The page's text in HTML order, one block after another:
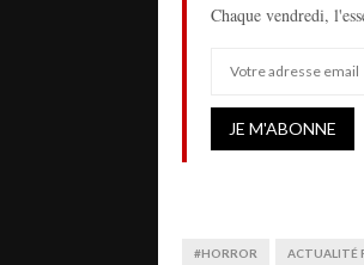
Chaque vendredi,
#HORROR ACTUALITÉ